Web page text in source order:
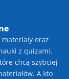
oraz
z quizami,
chcą szybciej
A kto